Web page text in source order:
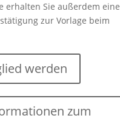
erhalten Sie außerdem eine
zur Vorlage beim
werden
zum